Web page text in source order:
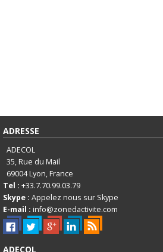
ADRESSE
ADECOL
35, Rue du Mail
69004Lyon, France
Tel : +33.7.70.99.03.79
Skype : Appelez nous sur Skype
E-mail : info@zonedactivite.com
ADECOL